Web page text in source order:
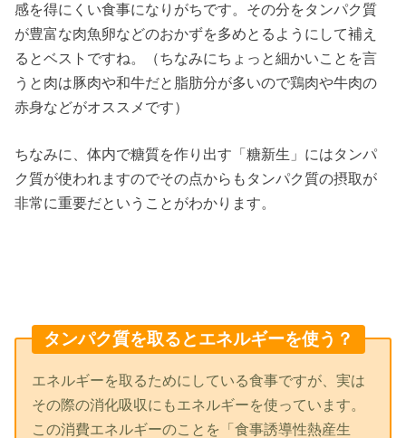
感を得にくい食事になりがちです。その分をタンパク質
が豊富な肉魚卵などのおかずを多めとるようにして補え
るとベストですね。（ちなみにちょっと細かいことを言
うと肉は豚肉や和牛だと脂肪分が多いので鶏肉や牛肉の
赤身などがオススメです）
ちなみに、体内で糖質を作り出す「糖新生」にはタンパ
ク質が使われますのでその点からもタンパク質の摂取が
非常に重要だということがわかります。
タンパク質を取るとエネルギーを使う？
エネルギーを取るためにしている食事ですが、実は
その際の消化吸収にもエネルギーを使っています。
この消費エネルギーのことを「食事誘導性熱産生